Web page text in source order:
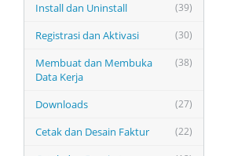
(39)
Install dan Uninstall
(30)
Registrasi dan Aktivasi
(38)
Membuat dan Membuka
Data Kerja
(27)
Downloads
(22)
Cetak dan Desain Faktur